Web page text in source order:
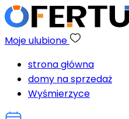
Moje ulubione
strona główna
domy na sprzedaż
Wyśmierzyce